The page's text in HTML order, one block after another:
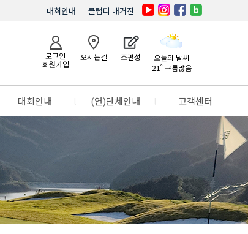
클럽디 매거진
대회안내
로그인
회원가입
오시는길 조편성
오늘의 날씨
21˚ 구름많음
대회안내 (연)단체안내 고객센터